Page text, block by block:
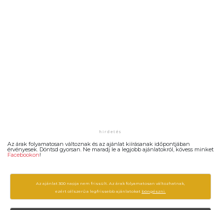
Az árak folyamatosan változnak és az ajánlat kiírásanak időpontjában
érvényesek. Döntsd gyorsan. Ne maradj le a legjobb ajánlatokról, kövess minket
Facebookon!
Az ajánlat 300 napja nem frissült. Az árak folyamatosan változhatnak,
ezért célszerű a legfrissebb ajánlatokat böngészni.